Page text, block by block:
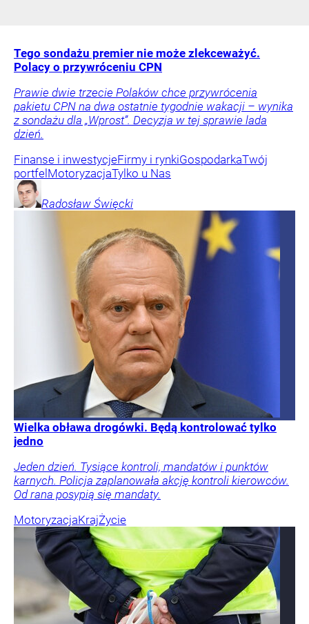
Tego sondażu premier nie może zlekceważyć.
Polacy o przywróceniu CPN
Prawie dwie trzecie Polaków chce przywrócenia
pakietu CPN na dwa ostatnie tygodnie wakacji – wynika
z sondażu dla „Wprost”. Decyzja w tej sprawie lada
dzień.
Finanse i inwestycjeFirmy i rynkiGospodarkaTwój
portfel MotoryzacjaTylko u Nas
Radosław Święcki
Wielka obława drogówki. Będą kontrolować tylko
jedno
Jeden dzień. Tysiące kontroli, mandatów i punktów
karnych. Policja zaplanowała akcję kontroli kierowców.
Od rana posypią się mandaty.
MotoryzacjaKrajŻycie